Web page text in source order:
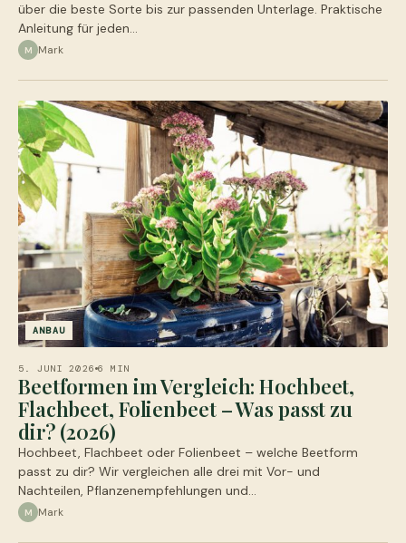
über die beste Sorte bis zur passenden Unterlage. Praktische
Anleitung für jeden…
M Mark
ANBAU
5. JUNI 2026 6 MIN
Beetformen im Vergleich: Hochbeet,
Flachbeet, Folienbeet – Was passt zu
dir? (2026)
Hochbeet, Flachbeet oder Folienbeet – welche Beetform
passt zu dir? Wir vergleichen alle drei mit Vor- und
Nachteilen, Pflanzenempfehlungen und…
M Mark